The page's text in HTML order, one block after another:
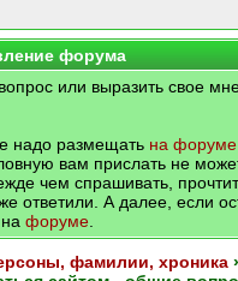
форума
или выразить свое
надо размещать на форуме
вам прислать не
чем спрашивать,
ответили. А далее, если
форуме
фамилии, хроника